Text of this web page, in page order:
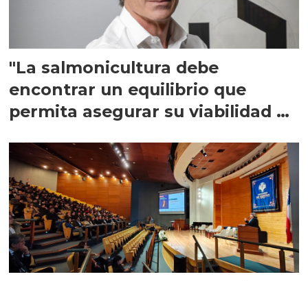
"La salmonicultura debe
encontrar un equilibrio que
permita asegurar su viabilidad de